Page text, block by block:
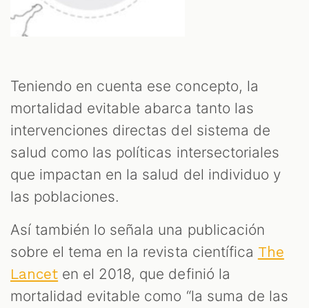
Teniendo en cuenta ese concepto, la
mortalidad evitable abarca tanto las
intervenciones directas del sistema de
salud como las políticas intersectoriales
que impactan en la salud del individuo y
las poblaciones.
Así también lo señala una publicación
sobre el tema en la revista científica The
Lancet en el 2018, que definió la
mortalidad evitable como “la suma de las